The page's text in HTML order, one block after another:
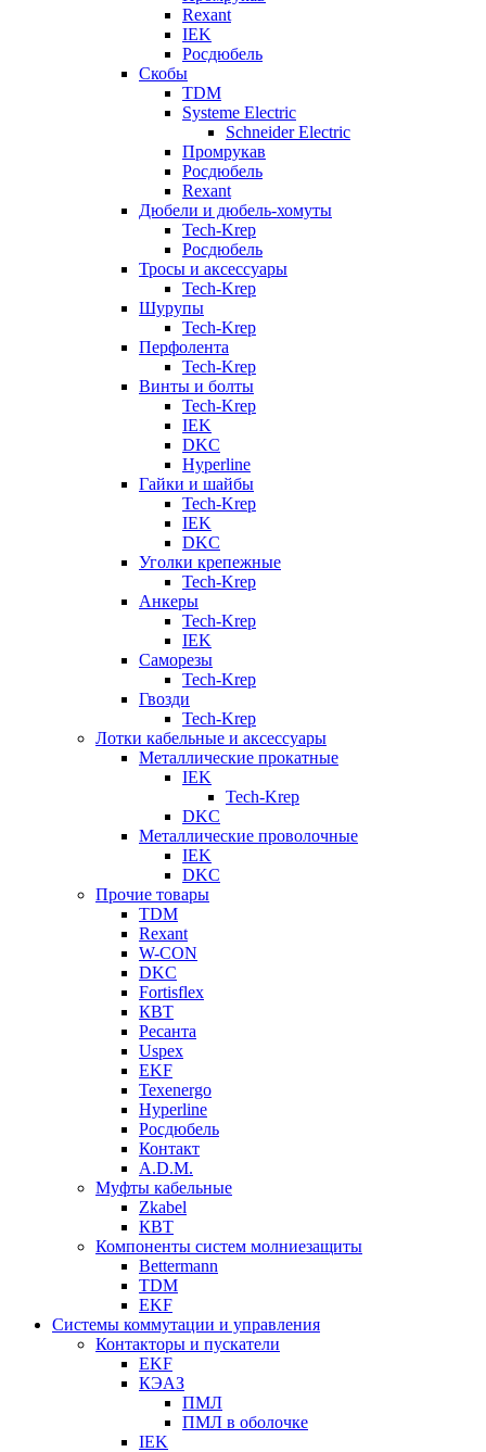
Rexant
IEK
Росдюбель
Скобы
TDM
Systeme Electric
Schneider Electric
Промрукав
Росдюбель
Rexant
Дюбели и дюбель-хомуты
Tech-Krep
Росдюбель
Тросы и аксессуары
Tech-Krep
Шурупы
Tech-Krep
Перфолента
Tech-Krep
Винты и болты
Tech-Krep
IEK
DKC
Hyperline
Гайки и шайбы
Tech-Krep
IEK
DKC
Уголки крепежные
Tech-Krep
Анкеры
Tech-Krep
IEK
Саморезы
Tech-Krep
Гвозди
Tech-Krep
Лотки кабельные и аксессуары
Металлические прокатные
IEK
Tech-Krep
DKC
Металлические проволочные
IEK
DKC
Прочие товары
TDM
Rexant
W-CON
DKC
Fortisflex
КВТ
Ресанта
Uspex
EKF
Texenergo
Hyperline
Росдюбель
Контакт
A.D.M.
Муфты кабельные
Zkabel
КВТ
Компоненты систем молниезащиты
Bettermann
TDM
EKF
Системы коммутации и управления
Контакторы и пускатели
EKF
КЭАЗ
ПМЛ
ПМЛ в оболочке
IEK